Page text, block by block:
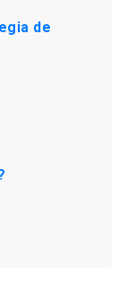
de